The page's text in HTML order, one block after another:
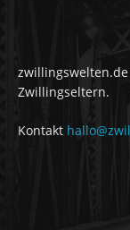
Zwillingseltern.
Kontakt